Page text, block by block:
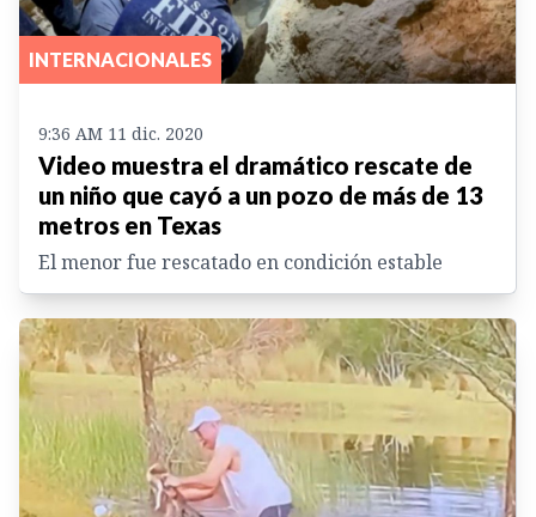
INTERNACIONALES
9:36 AM 11 dic. 2020
Video muestra el dramático rescate de
un niño que cayó a un pozo de más de 13
metros en Texas
El menor fue rescatado en condición estable